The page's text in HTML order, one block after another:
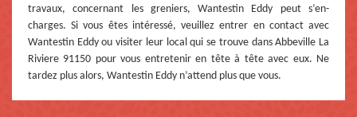
travaux, concernant les greniers, Wantestin Eddy peut s’en-
charges. Si vous êtes intéressé, veuillez entrer en contact avec
Wantestin Eddy ou visiter leur local qui se trouve dans Abbeville La
Riviere 91150 pour vous entretenir en tête à tête avec eux. Ne
tardez plus alors, Wantestin Eddy n’attend plus que vous.